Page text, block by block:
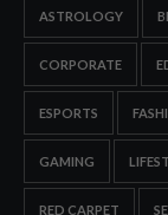
ASTROLOGY
CORPORATE
ESPORTS
GAMING
RED CARPET